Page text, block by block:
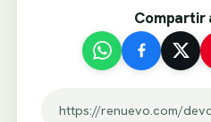
Compartir